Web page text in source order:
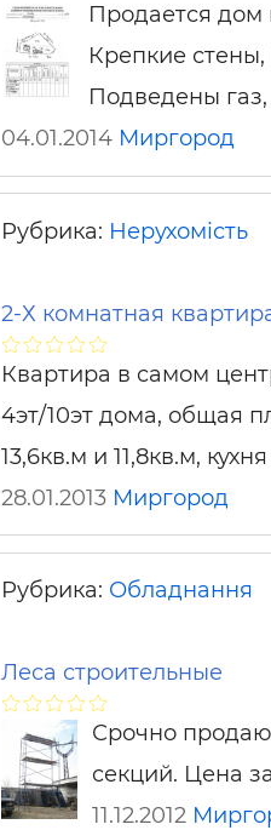
Продается дом
Крепкие
Подведены газ,
04.01.2014 Миргород
Рубрика: Нерухомість
2-Х комнатная
Квартира в самом
4эт/10эт дома, общая
13,6кв.м и 11,8кв.м,
28.01.2013 Миргород
Рубрика: Обладнання
Леса строительные
Срочно
секций. Цена
11.12.2012